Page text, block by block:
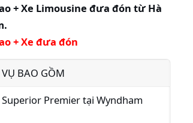
+ Xe Limousine đưa đón từ Hà
+ Xe đưa đón
BAO GỒM
Premier tại Wyndham